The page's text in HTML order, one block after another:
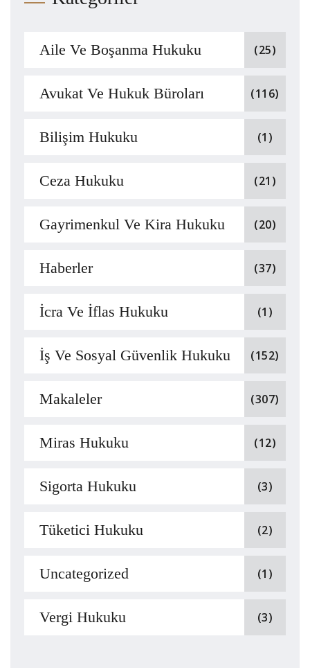
Aile Ve Boşanma Hukuku (25)
Avukat Ve Hukuk Büroları (116)
Bilişim Hukuku (1)
Ceza Hukuku (21)
Gayrimenkul Ve Kira Hukuku (20)
Haberler (37)
İcra Ve İflas Hukuku (1)
İş Ve Sosyal Güvenlik Hukuku (152)
Makaleler (307)
Miras Hukuku (12)
Sigorta Hukuku (3)
Tüketici Hukuku (2)
Uncategorized (1)
Vergi Hukuku (3)